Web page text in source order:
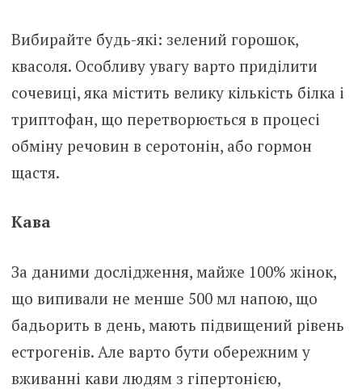
Вибирайте будь-які: зелений горошок,
квасоля. Особливу увагу варто приділити
сочевиці, яка містить велику кількість білка і
триптофан, що перетворюється в процесі
обміну речовин в серотонін, або гормон
щастя.
Кава
За даними дослідження, майже 100% жінок,
що випивали не менше 500 мл напою, що
бадьорить в день, мають підвищений рівень
естрогенів. Але варто бути обережним у
вживанні кави людям з гіпертонією,